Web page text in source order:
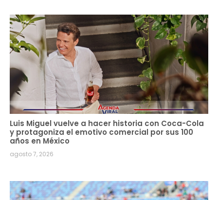
Luis Miguel vuelve a hacer historia con Coca-Cola
y protagoniza el emotivo comercial por sus 100
años en México
agosto 7, 2026